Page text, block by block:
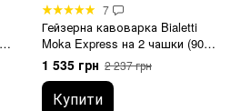
7
Гейзерна кавоварка Bialetti
Moka Express на 2 чашки (90
мл)
1 535 грн 2 237 грн
Купити